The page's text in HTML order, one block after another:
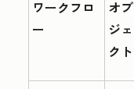
ワークフロ
ー
オブ
ジェ
クト